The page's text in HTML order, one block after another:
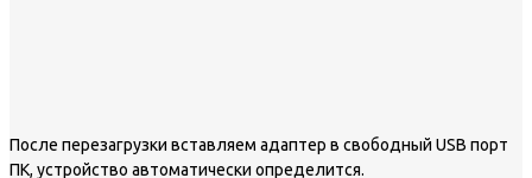
После перезагрузки вставляем адаптер в свободный USB порт
ПК, устройство автоматически определится.